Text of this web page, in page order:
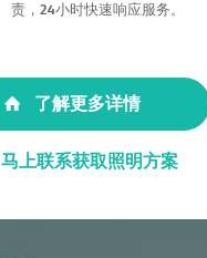
责，24小时快速响应服务。
了解更多详情
马上联系获取照明方案